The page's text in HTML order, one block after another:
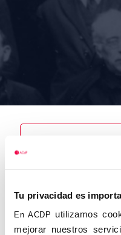
Tu privacidad es
En ACDP utilizamos
mejorar nuestros